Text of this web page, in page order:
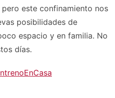
este confinamiento nos
posibilidades de
espacio y en familia. No
días.